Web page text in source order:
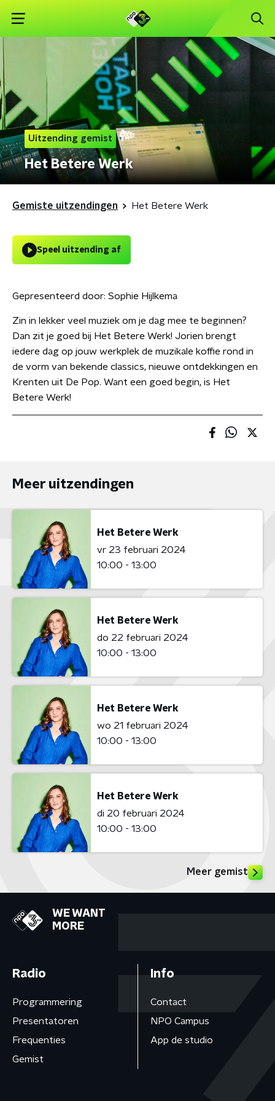
Uitzending gemist
Het Betere Werk
Gemiste uitzendingen Het Betere Werk
Speel uitzending af
Gepresenteerd door: Sophie Hijlkema
Zin in lekker veel muziek om je dag mee te beginnen?
Dan zit je goed bij Het Betere Werk! Jorien brengt
iedere dag op jouw werkplek de muzikale koffie rond in
de vorm van bekende classics, nieuwe ontdekkingen en
Krenten uit De Pop. Want een goed begin, is Het
Betere Werk!
Meer uitzendingen
Het Betere Werk
vr 23 februari 2024
10:00 - 13:00
Het Betere Werk
do 22 februari 2024
10:00 - 13:00
Het Betere Werk
wo 21 februari 2024
10:00 - 13:00
Het Betere Werk
di 20 februari 2024
10:00 - 13:00
Meer gemist
WE WANT
MORE
Radio
Programmering
Presentatoren
Frequenties
Gemist
Info
Contact
NPO Campus
App de studio